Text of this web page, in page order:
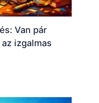
Van pár
izgalmas